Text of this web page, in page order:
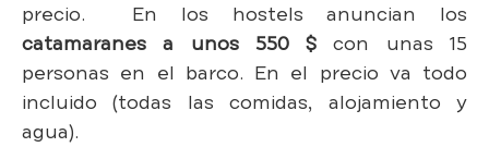
precio. En los hostels anuncian los
catamaranes a unos 550 $ con unas 15
personas en el barco. En el precio va todo
incluido (todas las comidas, alojamiento y
agua).